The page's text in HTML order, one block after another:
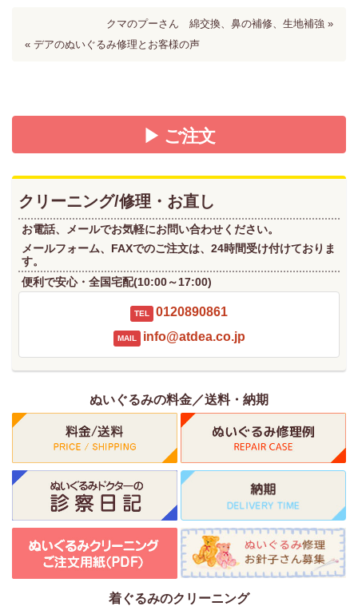
クマのプーさん 綿交換、鼻の補修、生地補強 »
« デアのぬいぐるみ修理とお客様の声
▶ ご注文
クリーニング/修理・お直し
お電話、メールでお気軽にお問い合わせください。
メールフォーム、FAXでのご注文は、24時間受け付けておりま
す。
便利で安心・全国宅配(10:00～17:00)
TEL 0120890861
MAIL info@atdea.co.jp
ぬいぐるみの料金／送料・納期
着ぐるみのクリーニング